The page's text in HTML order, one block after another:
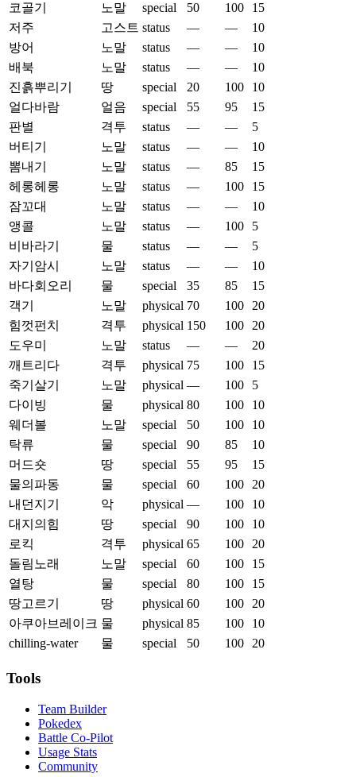
코골기
노말 special 50 100
15
저주
고스트 status — —
10
방어
노말 status — —
10
배북
노말 status — —
10
진흙뿌리기
땅 special 20 100
10
얼다바람
얼음 special 55 95
15
판별
격투 status — —
5
버티기
노말 status — —
10
뽐내기
노말 status — 85
15
헤롱헤롱
노말 status — 100
15
잠꼬대
노말 status — —
10
앵콜
노말 status — 100
5
비바라기
물 status — —
5
자기암시
노말 status — —
10
바다회오리
물 special 35 85
15
객기
노말 physical 70 100
20
힘껏펀치
격투 physical 150 100
20
도우미
노말 status — —
20
깨트리다
격투 physical 75 100
15
죽기살기
노말 physical — 100
5
다이빙
물 physical 80 100
10
웨더볼
노말 special 50 100
10
탁류
물 special 90 85
10
머드숏
땅 special 55 95
15
물의파동
물 special 60 100
20
내던지기
악 physical — 100
10
대지의힘
땅 special 90 100
10
로킥
격투 physical 65 100
20
돌림노래
노말 special 60 100
15
열탕
물 special 80 100
15
땅고르기
땅 physical 60 100
20
아쿠아브레이크 물 physical 85 100
10
chilling-water
물 special 50 100 20
Tools
Team Builder
Pokedex
Battle Co-Pilot
Usage Stats
Community